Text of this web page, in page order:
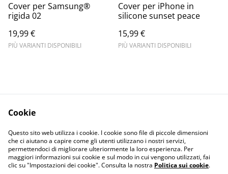
Cover per Samsung®
rigida 02
19,99 €
PIÙ VARIANTI DISPONIBILI
Cover per iPhone in
silicone sunset peace
15,99 €
PIÙ VARIANTI DISPONIBILI
Informativa sulla
privacy
Terms and
conditions
Cookie
Questo sito web utilizza i cookie. I cookie sono file di piccole dimensioni
che ci aiutano a capire come gli utenti utilizzano i nostri servizi,
permettendoci di migliorare ulteriormente la loro esperienza. Per
maggiori informazioni sui cookie e sul modo in cui vengono utilizzati, fai
clic su "Impostazioni dei cookie". Consulta la nostra Politica sui cookie.